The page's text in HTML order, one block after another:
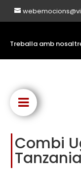
Treballa amb
Combi